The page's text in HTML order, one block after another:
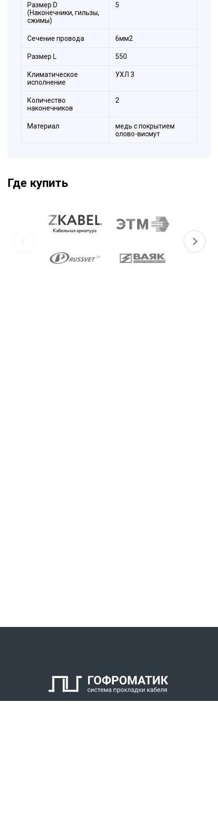
Размер D
(Наконечники, гильзы,
сжимы)
5
Сечение провода 6мм2
Размер L 550
Климатическое
исполнение
УХЛ 3
Количество
наконечников
2
Материал
медь с покрытием
олово-висмут
Где купить